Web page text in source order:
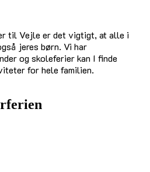
til Vejle er det vigtigt, at alle i
jeres børn. Vi har
og skoleferier kan I finde
for hele familien.